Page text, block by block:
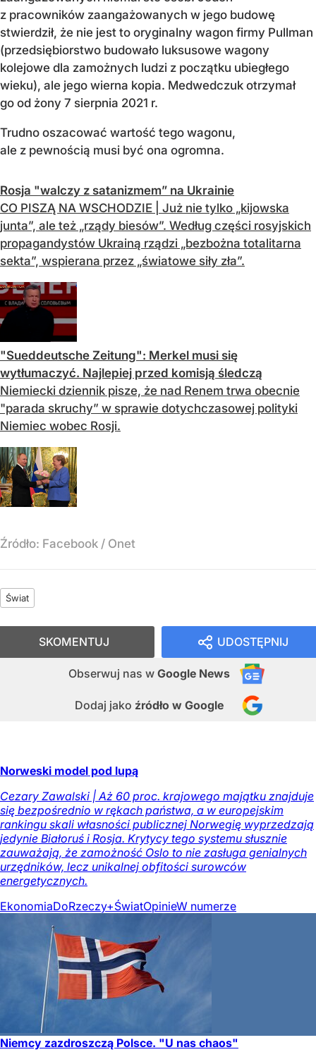
z pracowników zaangażowanych w jego budowę
stwierdził, że nie jest to oryginalny wagon firmy Pullman
(przedsiębiorstwo budowało luksusowe wagony
kolejowe dla zamożnych ludzi z początku ubiegłego
wieku), ale jego wierna kopia. Medwedczuk otrzymał
go od żony 7 sierpnia 2021 r.
Trudno oszacować wartość tego wagonu,
ale z pewnością musi być ona ogromna.
Rosja "walczy z satanizmem” na Ukrainie
CO PISZĄ NA WSCHODZIE | Już nie tylko „kijowska
junta”, ale też „rządy biesów”. Według części rosyjskich
propagandystów Ukrainą rządzi „bezbożna totalitarna
sekta”, wspierana przez „światowe siły zła”.
"Sueddeutsche Zeitung": Merkel musi się
wytłumaczyć. Najlepiej przed komisją śledczą
Niemiecki dziennik pisze, że nad Renem trwa obecnie
"parada skruchy” w sprawie dotychczasowej polityki
Niemiec wobec Rosji.
Źródło: Facebook / Onet
Świat
UDOSTĘPNIJ
Obserwuj nas w Google News
Dodaj jako źródło w Google
SKOMENTUJ
Norweski model pod lupą
Cezary Zawalski | Aż 60 proc. krajowego majątku znajduje
się bezpośrednio w rękach państwa, a w europejskim
rankingu skali własności publicznej Norwegię wyprzedzają
jedynie Białoruś i Rosja. Krytycy tego systemu słusznie
zauważają, że zamożność Oslo to nie zasługa genialnych
urzędników, lecz unikalnej obfitości surowców
energetycznych.
EkonomiaDoRzeczy+ŚwiatOpinieW numerze
Niemcy zazdroszczą Polsce. "U nas chaos"